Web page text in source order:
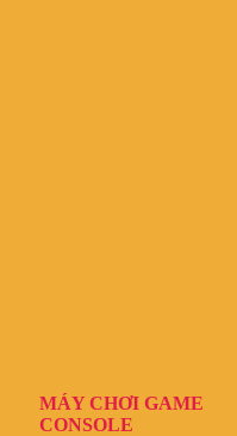
MÁY CHƠI GAME
CONSOLE